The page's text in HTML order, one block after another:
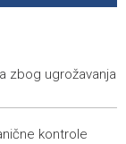
Memčić se već
and
(subota)
zbog ugrožavanja
kontrole